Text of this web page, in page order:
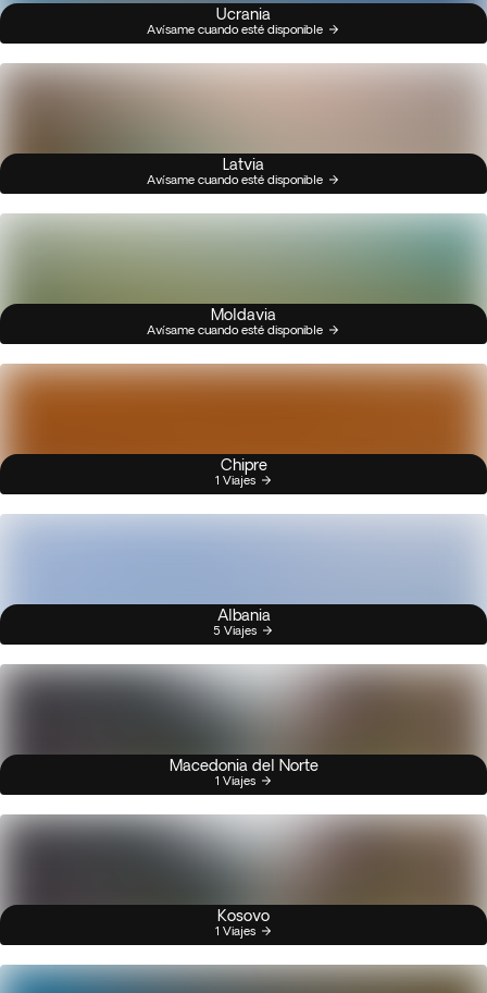
Ucrania
Avísame cuando esté disponible
Latvia
Avísame cuando esté disponible
Moldavia
Avísame cuando esté disponible
Chipre
1 Viajes
Albania
5 Viajes
Macedonia del Norte
1 Viajes
Kosovo
1 Viajes